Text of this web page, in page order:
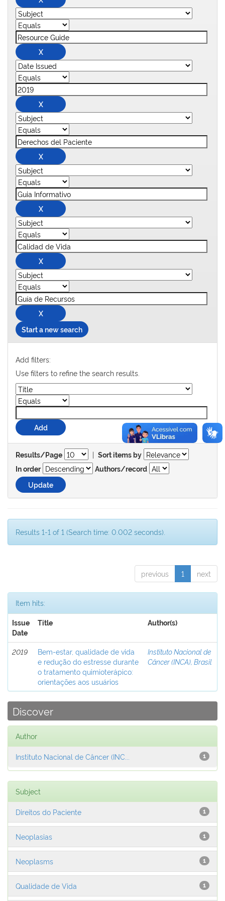
Start a new search
Add filters:
Use filters to refine the search results.
Results/Page | Sort items by
In order
Authors/record
Results 1-1 of 1 (Search time: 0.002 seconds).
previous 1 next
Item hits:
Issue
Date
Title Author(s)
2019
Bem-estar, qualidade de vida
e redução do estresse durante
o tratamento quimioterápico:
orientações aos usuários
Instituto Nacional de
Câncer (INCA), Brasil
Discover
Author
1
Instituto Nacional de Câncer (INC...
Subject
1
Direitos do Paciente
1
Neoplasias
1
Neoplasms
1
Qualidade de Vida